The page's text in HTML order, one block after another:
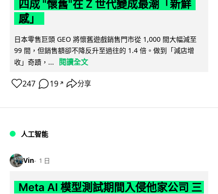
四成 "懷舊"在 Z 世代變成最潮「新鮮
感」
日本零售巨頭 GEO 將懷舊遊戲銷售門市從 1,000 間大幅減至
99 間，但銷售額卻不降反升至過往的 1.4 倍。做到「減店增
收」奇蹟，...
閱讀全文
247 19 ↗ 分享
人工智能
Vin 1 日
Meta AI 模型測試期間入侵他家公司 三